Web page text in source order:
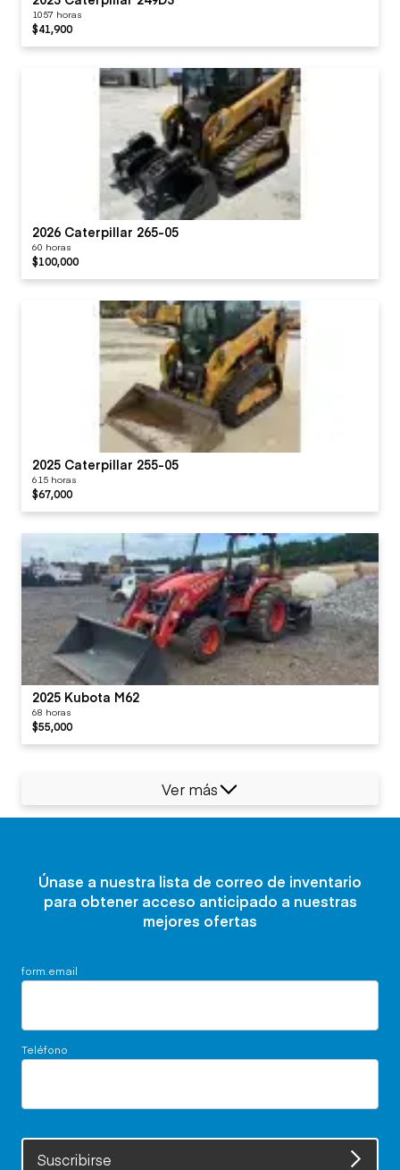
1057 horas
$41,900
2026 Caterpillar 265-05
60 horas
$100,000
2025 Caterpillar 255-05
615 horas
$67,000
2025 Kubota M62
68 horas
$55,000
Ver más
Únase a nuestra lista de correo de inventario
para obtener acceso anticipado a nuestras
mejores ofertas
form.email
Teléfono
Suscribirse